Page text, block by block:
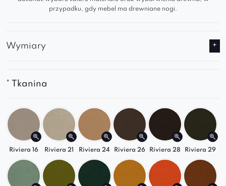
wnętrz.
siedziskiem lub częścią większego zestawu.
Wysokiej jakości tapicerka
– miękka, trwała i
dostępna w szerokiej gamie kolorów.
Polska produkcja– staranne wykonanie i
dbałość o detale.
Uniwersalność
– sprawdzi się jako podnóżek,
przypadku, gdy mebel ma drewniane nogi.
Wymiary
* Tkanina
Riviera 16 Riviera 21 Riviera 24 Riviera 26 Riviera 28 Riviera 29